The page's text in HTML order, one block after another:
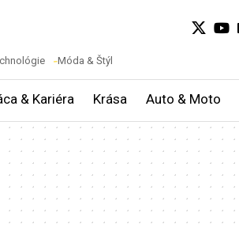
Móda & Štýl
& Kariéra Krása Auto & Moto